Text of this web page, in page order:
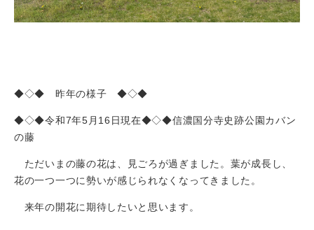
◆◇◆ 昨年の様子 ◆◇◆
◆◇◆令和7年5月16日現在◆◇◆信濃国分寺史跡公園カバン
の藤
ただいまの藤の花は、見ごろが過ぎました。葉が成長し、
花の一つ一つに勢いが感じられなくなってきました。
来年の開花に期待したいと思います。